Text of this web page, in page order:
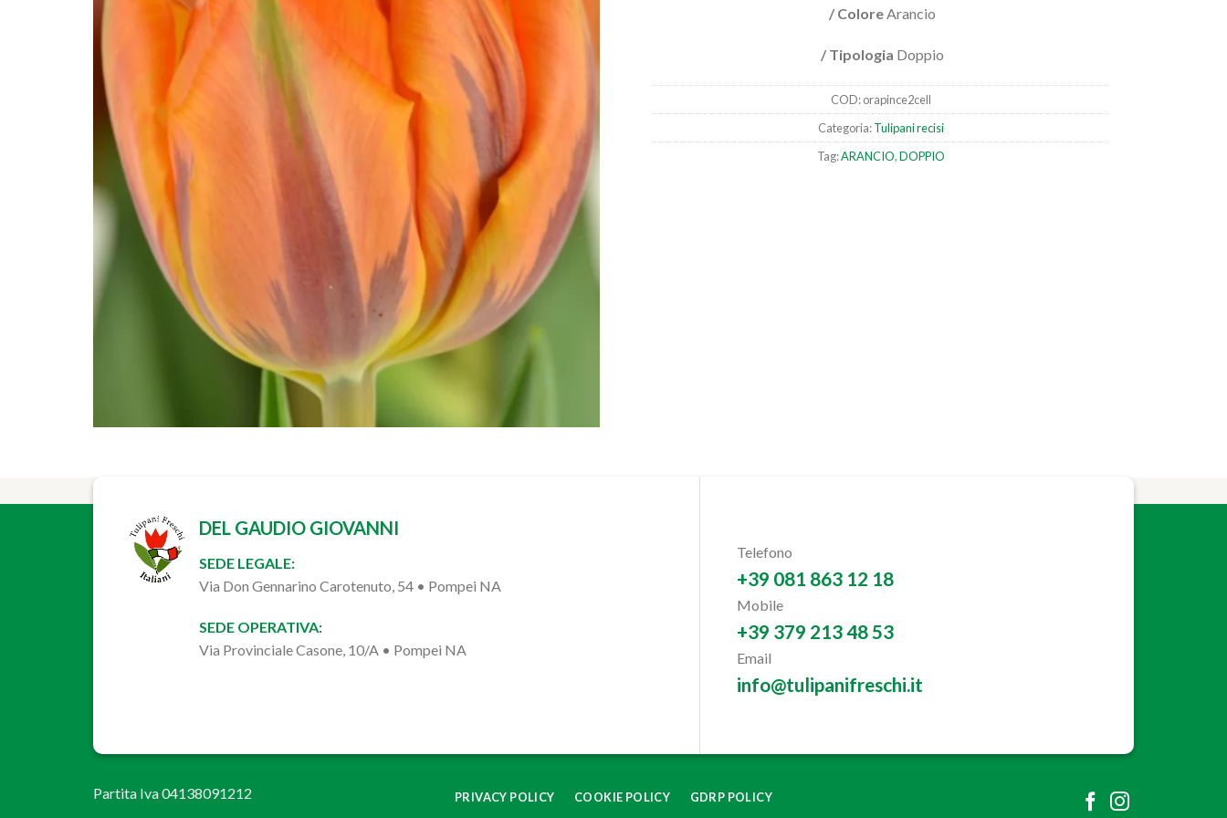
/ ColoreArancio
/ Tipologia Doppio
COD:orapince2cell
Categoria:Tulipani recisi
Tag:ARANCIO,DOPPIO
DEL GAUDIO GIOVANNI
SEDE LEGALE:
Via Don Gennarino Carotenuto, 54 • Pompei NA
SEDE OPERATIVA:
Via Provinciale Casone, 10/A • Pompei NA
Telefono
+39 081 863 12 18
Mobile
+39 379 213 48 53
Email
info@tulipanifreschi.it
Partita Iva 04138091212 PRIVACY POLICY COOKIE POLICY GDRP POLICY